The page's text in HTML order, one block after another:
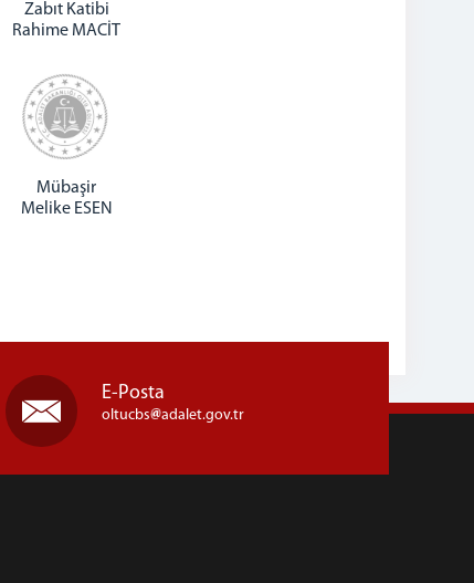
Zabıt Katibi
Rahime MACİT
Mübaşir
Melike ESEN
E-Posta
oltucbs adalet.gov.tr